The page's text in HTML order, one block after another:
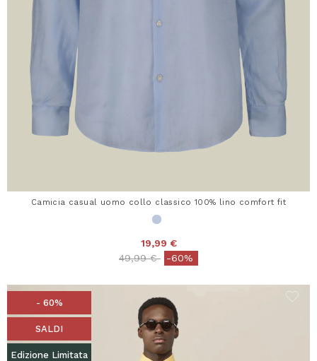
Camicia casual uomo collo classico 100% lino comfort fit
19,99 €
Price reduced from
49,99 €to-60%
- 60%
SALDI
Edizione Limitata